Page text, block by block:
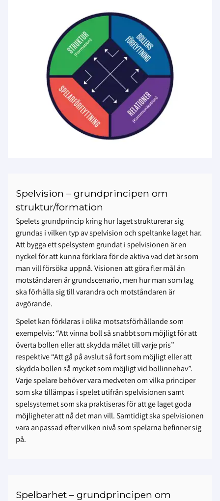
Spelvision – grundprincipen om
struktur/formation
Spelets grundprincip kring hur laget strukturerar sig
grundas i vilken typ av spelvision och speltanke laget har.
Att bygga ett spelsystem grundat i spelvisionen är en
nyckel för att kunna förklara för de aktiva vad det är som
man vill försöka uppnå. Visionen att göra fler mål än
motståndaren är grundscenario, men hur man som lag
ska förhålla sig till varandra och motståndaren är
avgörande.
Spelet kan förklaras i olika motsatsförhållande som
exempelvis: “Att vinna boll så snabbt som möjligt för att
överta bollen eller att skydda målet till varje pris”
respektive “Att gå på avslut så fort som möjligt eller att
skydda bollen så mycket som möjligt vid bollinnehav”.
Varje spelare behöver vara medveten om vilka principer
som ska tillämpas i spelet utifrån spelvisionen samt
spelsystemet som ska praktiseras för att ge laget goda
möjligheter att nå det man vill. Samtidigt ska spelvisionen
vara anpassad efter vilken nivå som spelarna befinner sig
på.
Spelbarhet – grundprincipen om